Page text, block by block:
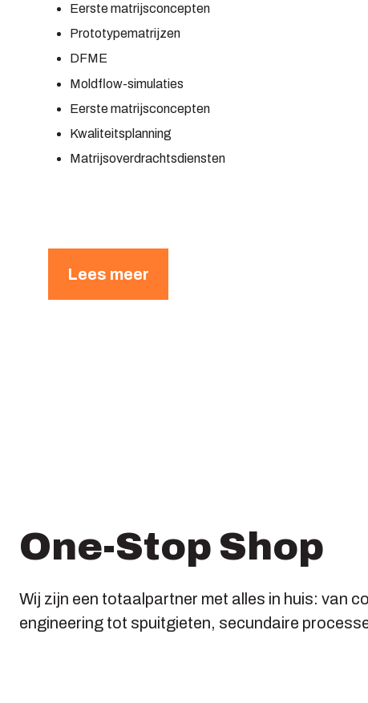
Eerste matrijsconcepten
Prototypematrijzen
DFME
Moldflow-simulaties
Eerste matrijsconcepten
Kwaliteitsplanning
Matrijsoverdrachtsdiensten
Lees meer
One-Stop Shop
Wij zijn een totaalpartner met alles in huis: van
engineering tot spuitgieten, secundaire